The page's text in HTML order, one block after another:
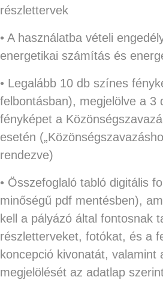
részlettervek
• A használatba vételi
energetikai számítás és
• Legalább 10 db színes
felbontásban), megjelölve a 3
fényképet a
esetén
rendezve)
• Összefoglaló tabló digitális
minőségű pdf mentésben),
kell a pályázó által fontosnak
részletterveket, fotókat, és a
koncepció kivonatát, valamint
megjelölését az adatlap